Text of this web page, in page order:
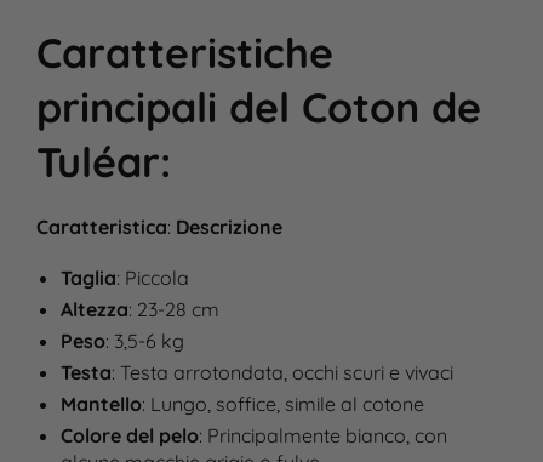
Caratteristiche
principali del Coton de
Tuléar:
Caratteristica: Descrizione
Taglia: Piccola
Altezza: 23-28 cm
Peso: 3,5-6 kg
Testa: Testa arrotondata, occhi scuri e vivaci
Mantello: Lungo, soffice, simile al cotone
Colore del pelo: Principalmente bianco, con